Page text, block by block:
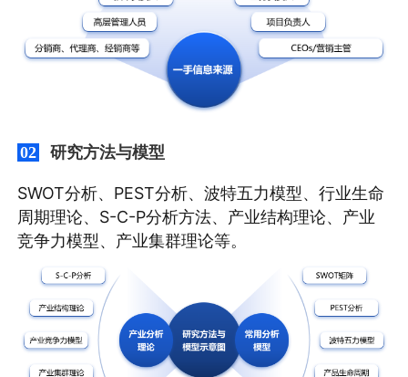
02 研究方法与模型
SWOT分析、PEST分析、波特五力模型、行业生命
周期理论、S-C-P分析方法、产业结构理论、产业
竞争力模型、产业集群理论等。